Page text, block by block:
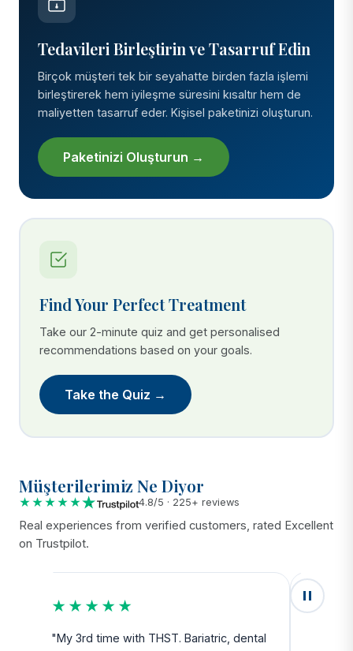
Tedavileri Birleştirin ve Tasarruf Edin
Birçok müşteri tek bir seyahatte birden fazla işlemi
birleştirerek hem iyileşme süresini kısaltır hem de
maliyetten tasarruf eder. Kişisel paketinizi oluşturun.
Paketinizi Oluşturun →
Find Your Perfect Treatment
Take our 2-minute quiz and get personalised
recommendations based on your goals.
Take the Quiz →
Müşterilerimiz Ne Diyor
★★★★★ 4.8/5 · 225+ reviews
Real experiences from verified customers, rated Excellent
on Trustpilot.
★★★★★
"My 3rd time with THST. Bariatric, dental